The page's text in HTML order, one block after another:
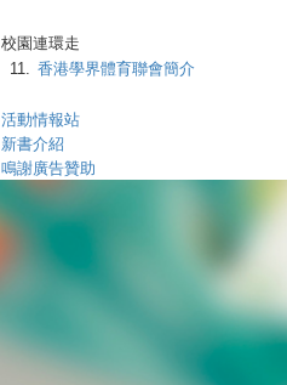
校園連環走
11. 香港學界體育聯會簡介
活動情報站
新書介紹
鳴謝廣告贊助